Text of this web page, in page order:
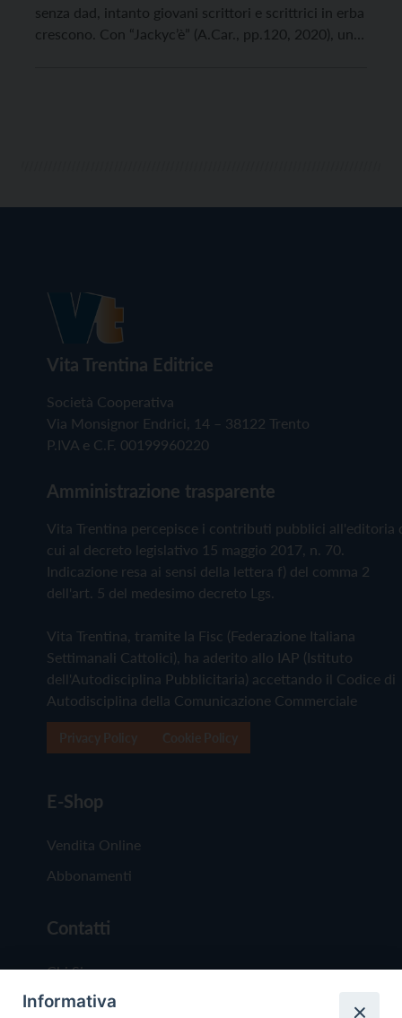
senza dad, intanto giovani scrittori e scrittrici in erba
crescono. Con “Jackyc’è” (A.Car., pp.120, 2020), una
Vita Trentina Editrice
Società Cooperativa
Via Monsignor Endrici, 14 – 38122 Trento
P.IVA e C.F. 00199960220
Amministrazione trasparente
Vita Trentina percepisce i contributi pubblici all'editoria
cui al decreto legislativo 15 maggio 2017, n. 70.
Indicazione resa ai sensi della lettera f) del comma 2
dell'art. 5 del medesimo decreto Lgs.
Vita Trentina, tramite la Fisc (Federazione Italiana
Settimanali Cattolici), ha aderito allo IAP (Istituto
dell'Autodisciplina Pubblicitaria) accettando il Codice di
Autodisciplina della Comunicazione Commerciale
E-Shop
Vendita Online
Abbonamenti
Contatti
Chi Siamo
Redazione
Informativa